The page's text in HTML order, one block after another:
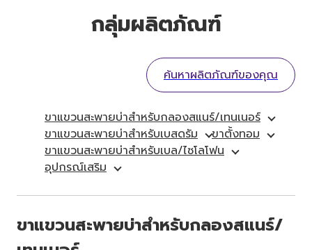
กลุ่มผลิตภัณฑ์
ค้นหาผลิตภัณฑ์ของคุณ
ขาแขวนสะพายบ่าสำหรับกลองสแนร์/เทนเนอร์
ขาแขวนสะพายบ่าสำหรับเบสดรัม
ขาตั้งทอม
ขาแขวนสะพายบ่าสำหรับเบล/ไซโลโฟน
อุปกรณ์เสริม
ขาแขวนสะพายบ่าสำหรับกลองสแนร์/